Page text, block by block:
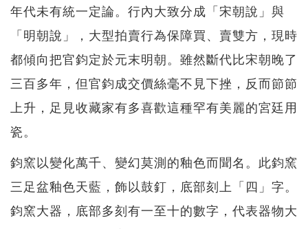
年代未有統一定論。行內大致分成「宋朝說」與
「明朝說」，大型拍賣行為保障買、賣雙方，現時
都傾向把官鈞定於元末明朝。雖然斷代比宋朝晚了
三百多年，但官鈞成交價絲毫不見下挫，反而節節
上升，足見收藏家有多喜歡這種罕有美麗的宮廷用
瓷。
鈞窯以變化萬千、變幻莫測的釉色而聞名。此鈞窯
三足盆釉色天藍，飾以鼓釘，底部刻上「四」字。
鈞窯大器，底部多刻有一至十的數字，代表器物大